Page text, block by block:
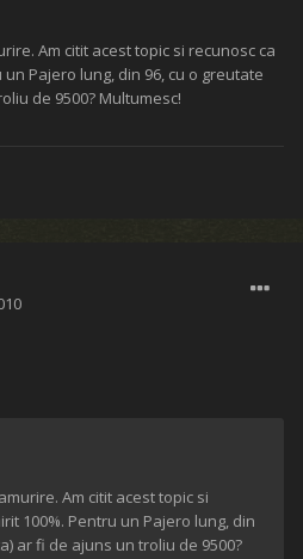
Am citit acest topic si recunosc ca
Pajero lung, din 96, cu o greutate
de 9500? Multumesc!
Am citit acest topic si
100%. Pentru un Pajero lung, din
ar fi de ajuns un troliu de 9500?